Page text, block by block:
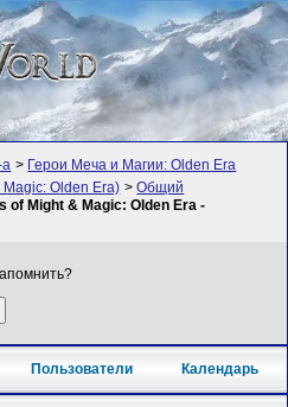
а > Герои Меча и Магии: Olden Era
Olden Era) >Общий
of Might & Magic: Olden Era -
Пользователи Календарь